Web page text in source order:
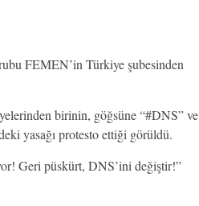
FEMEN’in Türkiye şubesinden
birinin, göğsüne “#DNS” ve
yasağı protesto ettiği görüldü.
Geri püskürt, DNS’ini değiştir!”